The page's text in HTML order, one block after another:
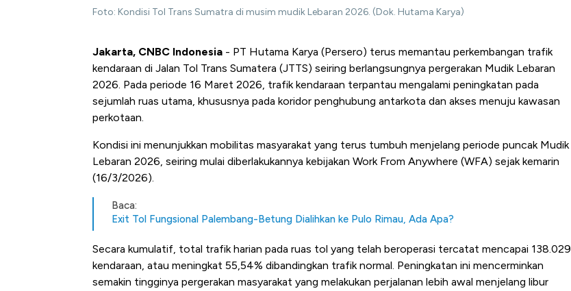
Foto: Kondisi Tol Trans Sumatra di musim mudik Lebaran 2026. (Dok. Hutama Karya)
Jakarta, CNBC Indonesia - PT Hutama Karya (Persero) terus memantau perkembangan trafik
kendaraan di Jalan Tol Trans Sumatera (JTTS) seiring berlangsungnya pergerakan Mudik Lebaran
2026. Pada periode 16 Maret 2026, trafik kendaraan terpantau mengalami peningkatan pada
sejumlah ruas utama, khususnya pada koridor penghubung antarkota dan akses menuju kawasan
perkotaan.
Kondisi ini menunjukkan mobilitas masyarakat yang terus tumbuh menjelang periode puncak Mudik
Lebaran 2026, seiring mulai diberlakukannya kebijakan Work From Anywhere (WFA) sejak kemarin
(16/3/2026).
Baca:
Exit Tol Fungsional Palembang-Betung Dialihkan ke Pulo Rimau, Ada Apa?
Secara kumulatif, total trafik harian pada ruas tol yang telah beroperasi tercatat mencapai 138.029
kendaraan, atau meningkat 55,54% dibandingkan trafik normal. Peningkatan ini mencerminkan
semakin tingginya pergerakan masyarakat yang melakukan perjalanan lebih awal menjelang libur